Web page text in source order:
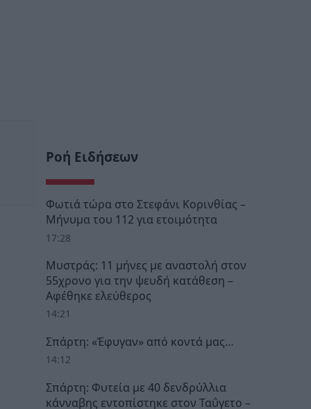
Ροή Ειδήσεων
Φωτιά τώρα στο Στεφάνι Κορινθίας –
Μήνυμα του 112 για ετοιμότητα
17:28
Μυστράς: 11 μήνες με αναστολή στον
55χρονο για την ψευδή κατάθεση –
Αφέθηκε ελεύθερος
14:21
Σπάρτη: «Έφυγαν» από κοντά μας…
14:12
Σπάρτη: Φυτεία με 40 δενδρύλλια
κάνναβης εντοπίστηκε στον Ταΰγετο –